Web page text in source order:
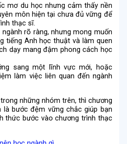
mơ du học nhưng cảm thấy nền
môn hiện tại chưa đủ vững để
thạc sĩ.
rõ ràng, nhưng mong muốn
tiếng Anh học thuật và làm quen
dạy mang đậm phong cách học
sang một lĩnh vực mới, hoặc
làm việc liên quan đến ngành
những nhóm trên, thì chương
bước đệm vững chắc giúp bạn
thức bước vào chương trình thạc